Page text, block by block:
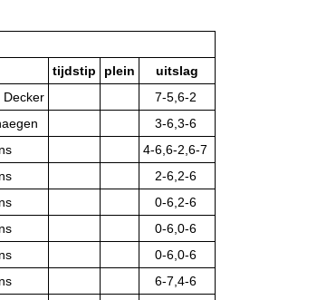
tijdstip plein
uitslag
Decker
7-5,6-2
3-6,3-6
4-6,6-2,6-7
2-6,2-6
0-6,2-6
0-6,0-6
0-6,0-6
6-7,4-6